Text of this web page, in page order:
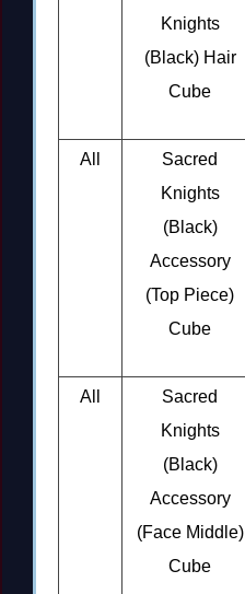
Knights
(Black) Hair
Cube
All
Sacred
Knights
(Black)
Accessory
(Top Piece)
Cube
All
Sacred
Knights
(Black)
Accessory
(Face Middle)
Cube